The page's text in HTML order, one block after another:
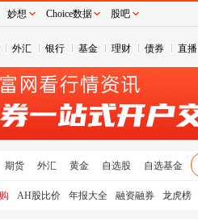
外汇 银行 基金 理财 债券 直播
期货 外汇 黄金 自选股 自选基金
AH股比价 年报大全 融资融券 龙虎榜
妙想 Choice数据 股吧